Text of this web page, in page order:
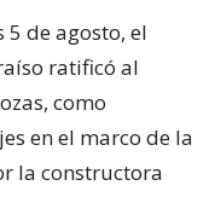
de agosto, el
ratificó al
como
en el marco de la
la constructora